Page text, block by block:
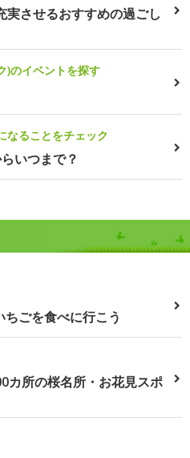
させるおすすめの過ごし
)のイベントを探す
なることをチェック
いつまで？
ごを食べに行こう
カ所の桜名所・お花見スポ